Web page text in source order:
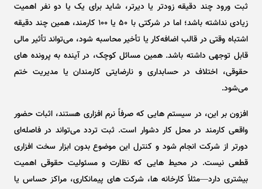
ثبت ورود چند دقیقه زودتر یا دیرتر، شاید برای یک یا دو نفر اهمیت
زیادی نداشته باشد؛ اما در شرکتی با ۵۰ یا ۱۰۰ کارمند، همین چند دقیقه
اشتباه وقتی در قالب اضافه‌کار یا تأخیر محاسبه شود، می‌تواند تأثیر مالی
قابل توجهی داشته باشد. همین مسائل کوچک، در آینده به پرونده‌ های
حقوقی، اختلاف در حسابداری و نارضایتی کارمندان یا مدیریت ختم
می‌شود.
افزون بر این، در سیستم‌ هایی که صرفاً نرم ‌افزاری هستند، اثبات حضور
واقعی کارمند در محل کار دشوار است. ثبت تردد می‌تواند در فاصله‌ای
دورتر از شرکت انجام شود و کنترل این موضوع بدون ابزار سخت‌ افزاری
قطعی نیست. در محیط‌ هایی که نظارت و مسئولیت حقوقی اهمیت
بیشتری دارد—مثلاً کارخانه ‌ها، شرکت ‌های پیمانکاری، مراکز حساس یا